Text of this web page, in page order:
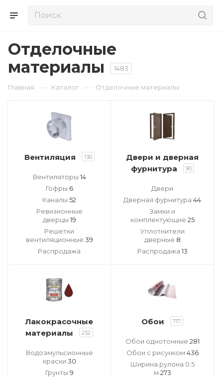
Отделочные
материалы
1483
Главная — Каталог — Отделочные материалы
Вентиляция 130
Вентиляторы 14
Гофры 6
Каналы 52
Ревизионные
дверцы 19
Решетки
вентиляционные 39
Распродажа
Двери и дверная
фурнитура
90
Двери
Дверная фурнитура 44
Замки и
комплектующие 25
Уплотнители
дверные 8
Распродажа 13
Лакокрасочные
материалы
252
Водоэмульсионные
краски 30
Грунты 9
Обои 717
Обои однотонные 281
Обои с рисунком 436
Ширина рулона 0.5
м 273